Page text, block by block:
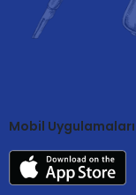
Mobil